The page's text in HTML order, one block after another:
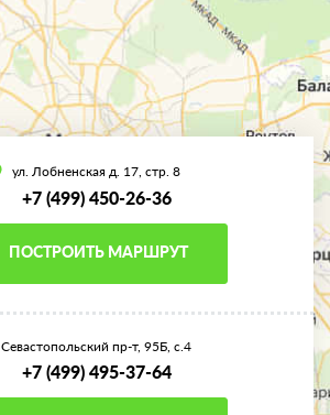
ул. Лобненская д. 17, стр. 8
+7 (499) 450-26-36
ПОСТРОИТЬ МАРШРУТ
Севастопольский пр-т, 95Б, с.4
+7 (499) 495-37-64